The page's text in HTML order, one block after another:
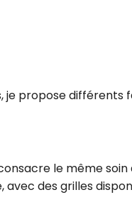
propose différents
le même
des grilles